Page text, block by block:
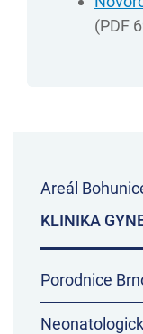
(PDF
Areál
KLINIKA
Porodnice